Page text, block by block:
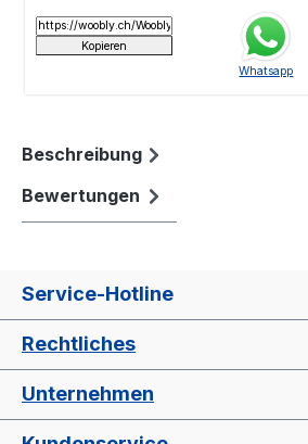
Beschreibung
Bewertungen
Service-Hotline
Rechtliches
Unternehmen